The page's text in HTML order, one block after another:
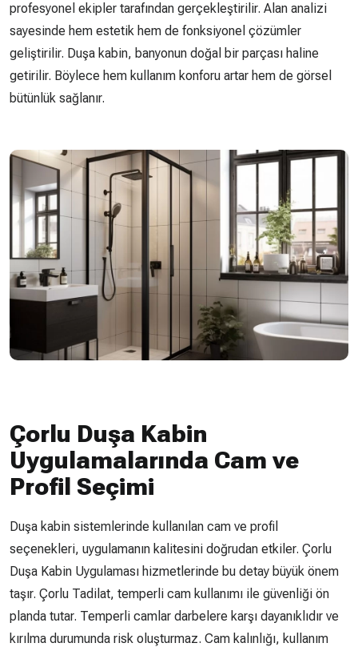
profesyonel ekipler tarafından gerçekleştirilir. Alan analizi
sayesinde hem estetik hem de fonksiyonel çözümler
geliştirilir. Duşa kabin, banyonun doğal bir parçası haline
getirilir. Böylece hem kullanım konforu artar hem de görsel
bütünlük sağlanır.
Çorlu Duşa Kabin
Uygulamalarında Cam ve
Profil Seçimi
Duşa kabin sistemlerinde kullanılan cam ve profil
seçenekleri, uygulamanın kalitesini doğrudan etkiler. Çorlu
Duşa Kabin Uygulaması hizmetlerinde bu detay büyük önem
taşır. Çorlu Tadilat, temperli cam kullanımı ile güvenliği ön
planda tutar. Temperli camlar darbelere karşı dayanıklıdır ve
kırılma durumunda risk oluşturmaz. Cam kalınlığı, kullanım